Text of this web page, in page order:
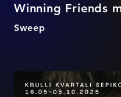
Winning Friends
Sweep